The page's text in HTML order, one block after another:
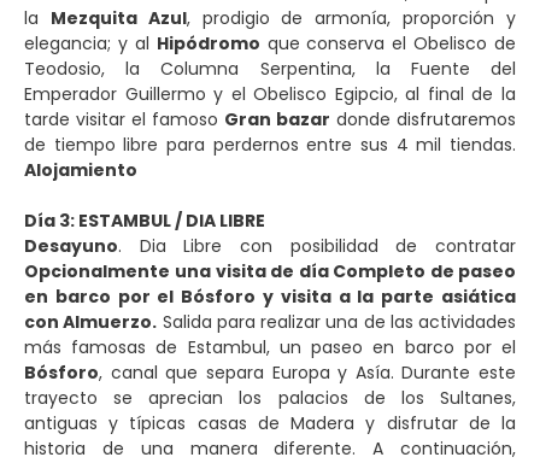
la Mezquita Azul, prodigio de armonía, proporción y
elegancia; y al Hipódromo que conserva el Obelisco de
Teodosio, la Columna Serpentina, la Fuente del
Emperador Guillermo y el Obelisco Egipcio, al final de la
tarde visitar el famoso Gran bazar donde disfrutaremos
de tiempo libre para perdernos entre sus 4 mil tiendas.
Alojamiento
Día 3: ESTAMBUL / DIA LIBRE
Desayuno. Dia Libre con posibilidad de contratar
Opcionalmente una visita de día Completo de paseo
en barco por el Bósforo y visita a la parte asiática
con Almuerzo. Salida para realizar una de las actividades
más famosas de Estambul, un paseo en barco por el
Bósforo, canal que separa Europa y Asía. Durante este
trayecto se aprecian los palacios de los Sultanes,
antiguas y típicas casas de Madera y disfrutar de la
historia de una manera diferente. A continuación,